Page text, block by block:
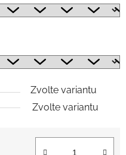
Zvolte variantu
Zvolte variantu